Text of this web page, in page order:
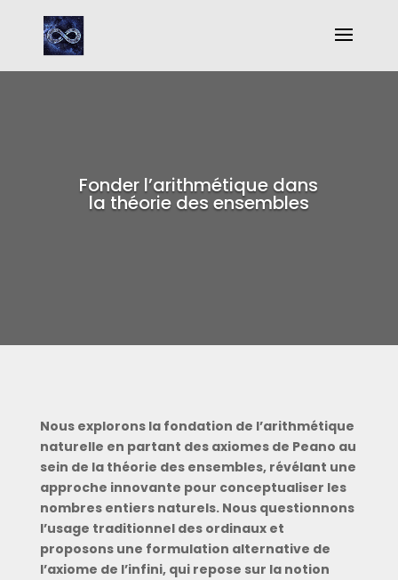
Fonder l’arithmétique dans
la théorie des ensembles
Nous explorons la fondation de l’arithmétique
naturelle en partant des axiomes de Peano au
sein de la théorie des ensembles, révélant une
approche innovante pour conceptualiser les
nombres entiers naturels. Nous questionnons
l’usage traditionnel des ordinaux et
proposons une formulation alternative de
l’axiome de l’infini, qui repose sur la notion